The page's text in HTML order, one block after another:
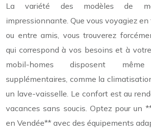
La variété des modèles de
impressionnante. Que vous voyagiez
ou entre amis, vous trouverez
qui correspond à vos besoins et à
mobil-homes disposent même
supplémentaires, comme la
un lave-vaisselle. Le confort est au
vacances sans soucis. Optez pour un
en Vendée** avec des équipements